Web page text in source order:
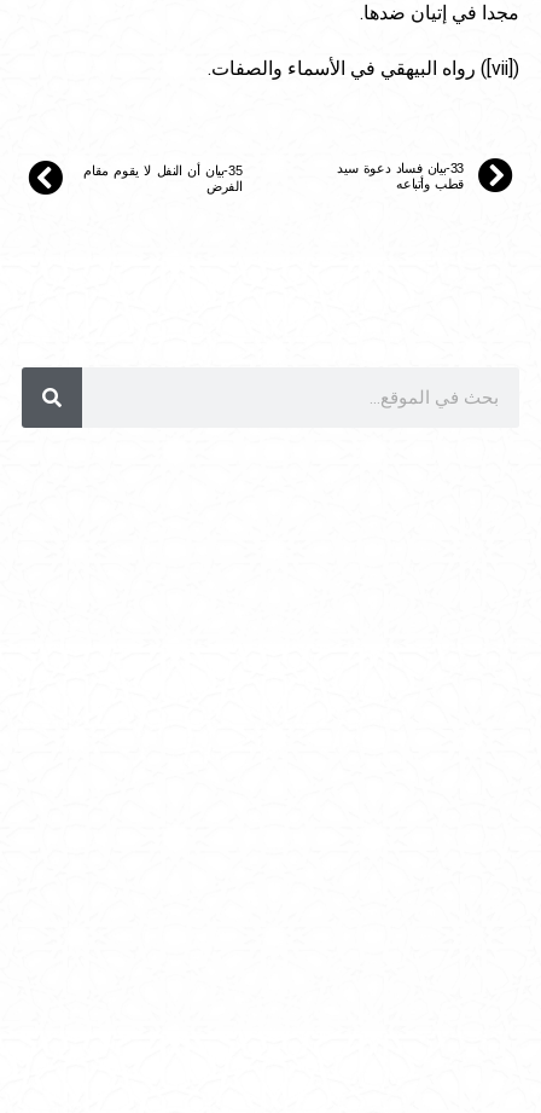
مجدا في إتيان ضدها.
([vii]) رواه البيهقي في الأسماء والصفات.
33-بيان فساد دعوة سيد
قطب وأتباعه
35-بيان أن النفل لا يقوم مقام
الفرض